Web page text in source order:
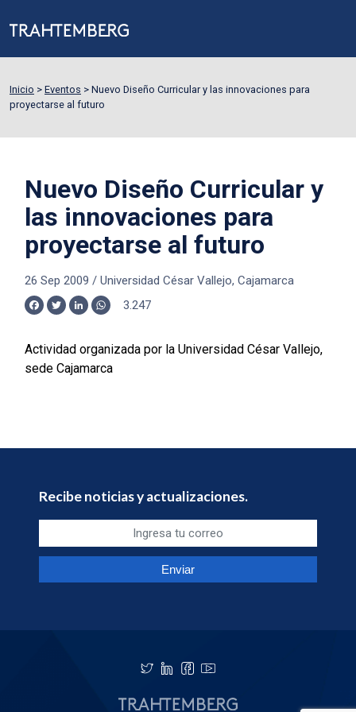
Inicio > Eventos > Nuevo Diseño Curricular y las innovaciones para
proyectarse al futuro
Nuevo Diseño Curricular y
las innovaciones para
proyectarse al futuro
26 Sep 2009 / Universidad César Vallejo, Cajamarca
Facebook
TwitterLinkedInWhatsApp
3.247
Actividad organizada por la Universidad César Vallejo,
sede Cajamarca
Recibe noticias y actualizaciones.